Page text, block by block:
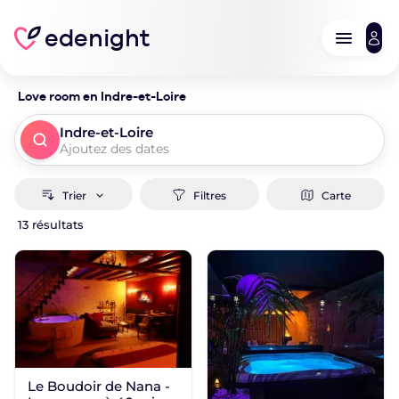
edenight
Love room en Indre-et-Loire
Indre-et-Loire
Ajoutez des dates
Où ?
Rechercher une destination
POUR COMMENCER
Autour de moi
Tous les logements à proximité
Rechercher
Trier Filtres Carte
13 résultats
Le Boudoir de Nana -